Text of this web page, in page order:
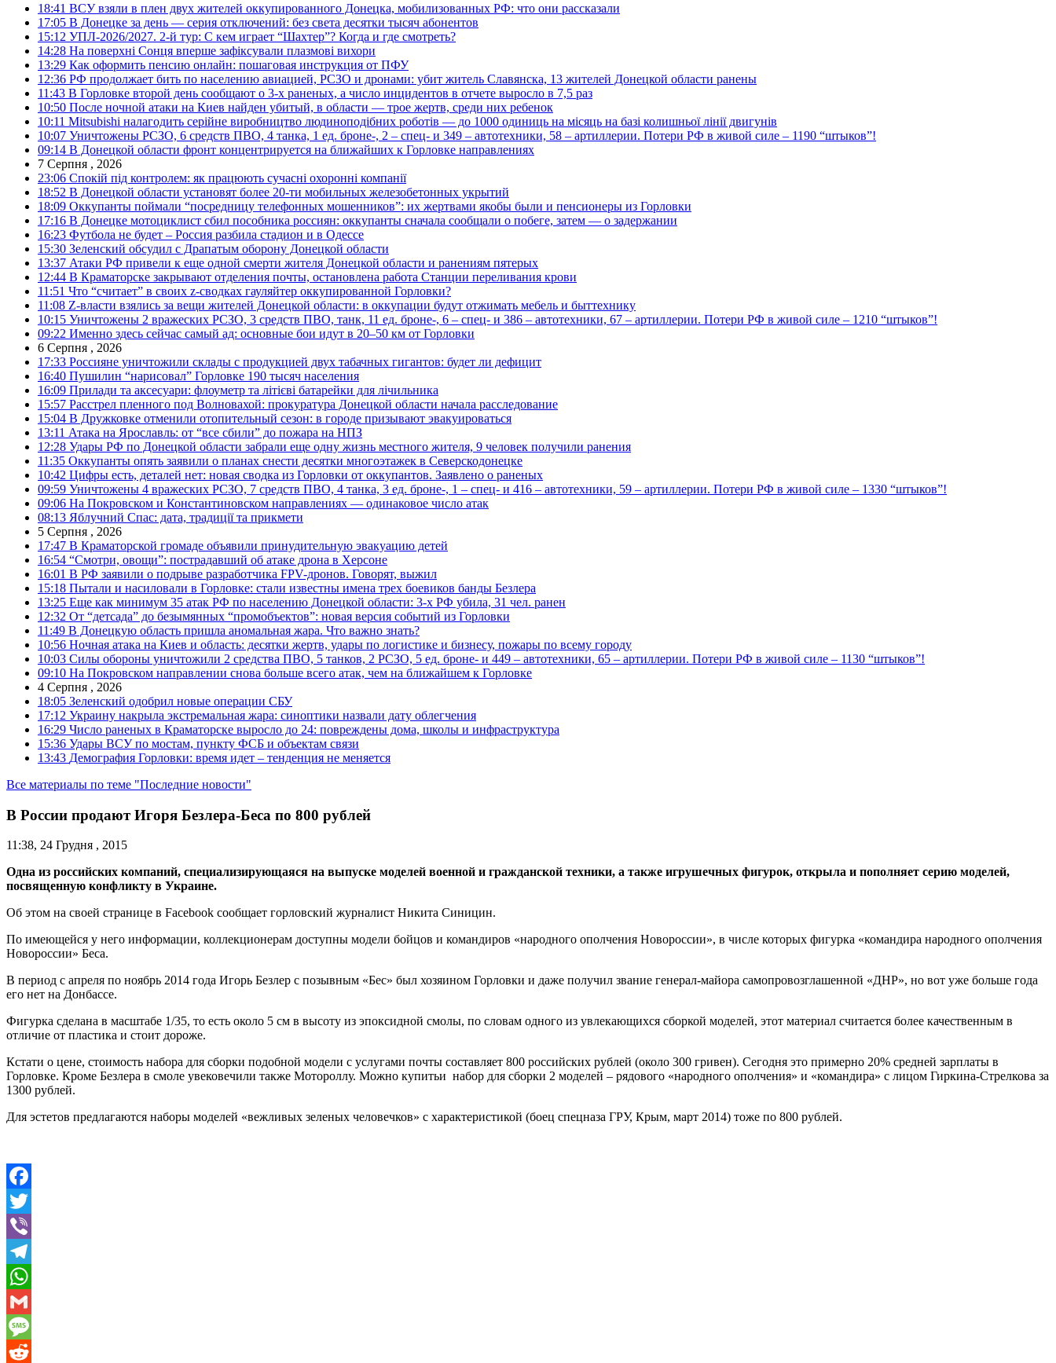
18:41 ВСУ взяли в плен двух жителей оккупированного Донецка, мобилизованных РФ: что они рассказали
17:05 В Донецке за день — серия отключений: без света десятки тысяч абонентов
15:12 УПЛ-2026/2027. 2-й тур: С кем играет “Шахтер”? Когда и где смотреть?
14:28 На поверхні Сонця вперше зафіксували плазмові вихори
13:29 Как оформить пенсию онлайн: пошаговая инструкция от ПФУ
12:36 РФ продолжает бить по населению авиацией, РСЗО и дронами: убит житель Славянска, 13 жителей Донецкой области ранены
11:43 В Горловке второй день сообщают о 3-х раненых, а число инцидентов в отчете выросло в 7,5 раз
10:50 После ночной атаки на Киев найден убитый, в области — трое жертв, среди них ребенок
10:11 Mitsubishi налагодить серійне виробництво людиноподібних роботів — до 1000 одиниць на місяць на базі колишньої лінії двигунів
10:07 Уничтожены РСЗО, 6 средств ПВО, 4 танка, 1 ед. броне-, 2 – спец- и 349 – автотехники, 58 – артиллерии. Потери РФ в живой силе – 1190 “штыков”!
09:14 В Донецкой области фронт концентрируется на ближайших к Горловке направлениях
7 Серпня , 2026
23:06 Спокій під контролем: як працюють сучасні охоронні компанії
18:52 В Донецкой области установят более 20-ти мобильных железобетонных укрытий
18:09 Оккупанты поймали “посредницу телефонных мошенников”: их жертвами якобы были и пенсионеры из Горловки
17:16 В Донецке мотоциклист сбил пособника россиян: оккупанты сначала сообщали о побеге, затем — о задержании
16:23 Футбола не будет – Россия разбила стадион и в Одессе
15:30 Зеленский обсудил с Драпатым оборону Донецкой области
13:37 Атаки РФ привели к еще одной смерти жителя Донецкой области и ранениям пятерых
12:44 В Краматорске закрывают отделения почты, остановлена работа Станции переливания крови
11:51 Что “считает” в своих z-сводках гауляйтер оккупированной Горловки?
11:08 Z-власти взялись за вещи жителей Донецкой области: в оккупации будут отжимать мебель и быттехнику
10:15 Уничтожены 2 вражеских РСЗО, 3 средств ПВО, танк, 11 ед. броне-, 6 – спец- и 386 – автотехники, 67 – артиллерии. Потери РФ в живой силе – 1210 “штыков”!
09:22 Именно здесь сейчас самый ад: основные бои идут в 20–50 км от Горловки
6 Серпня , 2026
17:33 Россияне уничтожили склады с продукцией двух табачных гигантов: будет ли дефицит
16:40 Пушилин “нарисовал” Горловке 190 тысяч населения
16:09 Прилади та аксесуари: флоуметр та літієві батарейки для лічильника
15:57 Расстрел пленного под Волновахой: прокуратура Донецкой области начала расследование
15:04 В Дружковке отменили отопительный сезон: в городе призывают эвакуироваться
13:11 Атака на Ярославль: от “все сбили” до пожара на НПЗ
12:28 Удары РФ по Донецкой области забрали еще одну жизнь местного жителя, 9 человек получили ранения
11:35 Оккупанты опять заявили о планах снести десятки многоэтажек в Северскодонецке
10:42 Цифры есть, деталей нет: новая сводка из Горловки от оккупантов. Заявлено о раненых
09:59 Уничтожены 4 вражеских РСЗО, 7 средств ПВО, 4 танка, 3 ед. броне-, 1 – спец- и 416 – автотехники, 59 – артиллерии. Потери РФ в живой силе – 1330 “штыков”!
09:06 На Покровском и Константиновском направлениях — одинаковое число атак
08:13 Яблучний Спас: дата, традиції та прикмети
5 Серпня , 2026
17:47 В Краматорской громаде объявили принудительную эвакуацию детей
16:54 “Смотри, овощи”: пострадавший об атаке дрона в Херсоне
16:01 В РФ заявили о подрыве разработчика FPV-дронов. Говорят, выжил
15:18 Пытали и насиловали в Горловке: стали известны имена трех боевиков банды Безлера
13:25 Еще как минимум 35 атак РФ по населению Донецкой области: 3-х РФ убила, 31 чел. ранен
12:32 От “детсада” до безымянных “промобъектов”: новая версия событий из Горловки
11:49 В Донецкую область пришла аномальная жара. Что важно знать?
10:56 Ночная атака на Киев и область: десятки жертв, удары по логистике и бизнесу, пожары по всему городу
10:03 Силы обороны уничтожили 2 средства ПВО, 5 танков, 2 РСЗО, 5 ед. броне- и 449 – автотехники, 65 – артиллерии. Потери РФ в живой силе – 1130 “штыков”!
09:10 На Покровском направлении снова больше всего атак, чем на ближайшем к Горловке
4 Серпня , 2026
18:05 Зеленский одобрил новые операции СБУ
17:12 Украину накрыла экстремальная жара: синоптики назвали дату облегчения
16:29 Число раненых в Краматорске выросло до 24: повреждены дома, школы и инфраструктура
15:36 Удары ВСУ по мостам, пункту ФСБ и объектам связи
13:43 Демография Горловки: время идет – тенденция не меняется
Все материалы по теме "Последние новости"
В России продают Игоря Безлера-Беса по 800 рублей
11:38, 24 Грудня , 2015
Одна из российских компаний, специализирующаяся на выпуске моделей военной и гражданской техники, а также игрушечных фигурок, открыла и пополняет серию моделей,
посвященную конфликту в Украине.
Об этом на своей странице в Facebook сообщает горловский журналист Никита Синицин.
По имеющейся у него информации, коллекционерам доступны модели бойцов и командиров «народного ополчения Новороссии», в числе которых фигурка «командира народного ополчения
Новороссии» Беса.
В период с апреля по ноябрь 2014 года Игорь Безлер с позывным «Бес» был хозяином Горловки и даже получил звание генерал-майора самопровозглашенной «ДНР», но вот уже больше года
его нет на Донбассе.
Фигурка сделана в масштабе 1/35, то есть около 5 см в высоту из эпоксидной смолы, по словам одного из увлекающихся сборкой моделей, этот материал считается более качественным в
отличие от пластика и стоит дороже.
Кстати о цене, стоимость набора для сборки подобной модели с услугами почты составляет 800 российских рублей (около 300 гривен). Сегодня это примерно 20% средней зарплаты в
Горловке. Кроме Безлера в смоле увековечили также Мотороллу. Можно купитьи набор для сборки 2 моделей – рядового «народного ополчения» и «командира» с лицом Гиркина-Стрелкова за
1300 рублей.
Для эстетов предлагаются наборы моделей «вежливых зеленых человечков» с характеристикой (боец спецназа ГРУ, Крым, март 2014) тоже по 800 рублей.
Facebook
Twitter
Viber
Telegram
WhatsApp
Gmail
Message